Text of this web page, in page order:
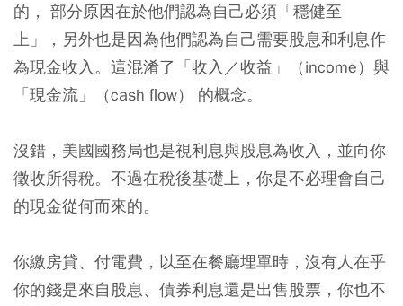
的， 部分原因在於他們認為自己必須「穩健至
上」，另外也是因為他們認為自己需要股息和利息作
為現金收入。 這混淆了「收入／收益」（income）與
「現金流」（cash ﬂow） 的概念。
沒錯，美國國務局也是視利息與股息為收入，並向你
徵收所得稅。不過在稅後基礎上，你是不必理會自己
的現金從何而來的。
你繳房貸、付電費，以至在餐廳埋單時，沒有人在乎
你的錢是來自股息、債券利息還是出售股票，你也不